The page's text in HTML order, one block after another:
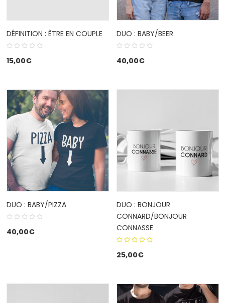
DÉFINITION : ÊTRE EN COUPLE
15,00€
DUO : BABY/BEER
40,00€
DUO : BABY/PIZZA
40,00€
DUO : BONJOUR
CONNARD/BONJOUR
CONNASSE
5.00 out
25,00€